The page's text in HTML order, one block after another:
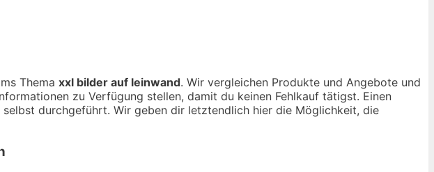
Thema xxl bilder auf leinwand. Wir vergleichen Produkte und Angebote und
zu Verfügung stellen, damit du keinen Fehlkauf tätigst. Einen
selbst durchgeführt. Wir geben dir letztendlich hier die Möglichkeit, die